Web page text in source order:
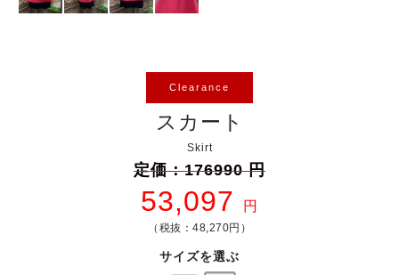
Clearance
スカート
Skirt
定価：176990 円
53,097 円
（税抜：48,270円）
サイズを選ぶ